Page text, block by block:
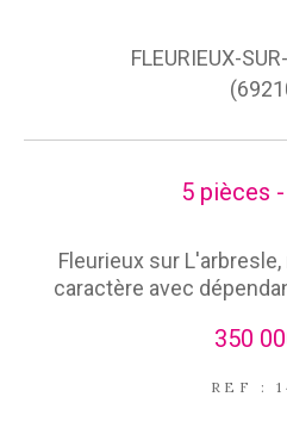
FLEURIEUX-
5 pièces
Fleurieux sur
caractère avec
350
REF :